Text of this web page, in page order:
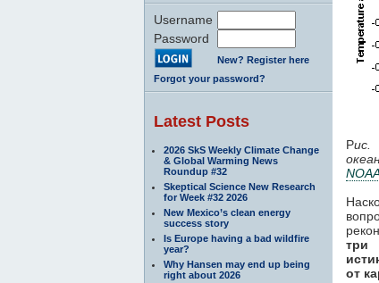
Username
Password
New? Register here
Forgot your password?
Latest Posts
2026 SkS Weekly Climate Change
& Global Warming News
Roundup #32
Skeptical Science New Research
for Week #32 2026
New Mexico’s clean energy
success story
Is Europe having a bad wildfire
year?
Why Hansen may end up being
right about 2026
Рис.
NOAA
три
от